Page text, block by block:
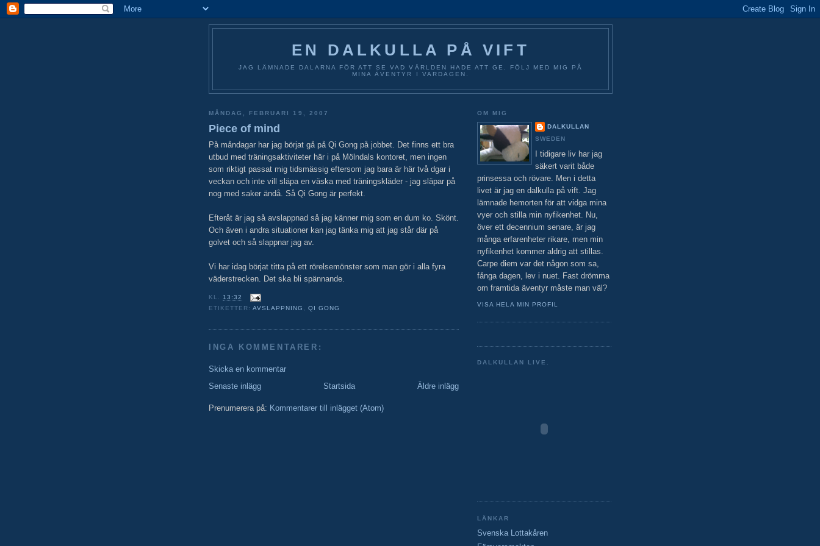
EN DALKULLA PÅ VIFT
JAG LÄMNADE DALARNA FÖR ATT SE VAD VÄRLDEN HADE ATT GE. FÖLJ MED MIG PÅ
MINA ÄVENTYR I VARDAGEN.
MÅNDAG, FEBRUARI 19, 2007
Piece of mind
På måndagar har jag börjat gå på Qi Gong på jobbet. Det finns ett bra
utbud med träningsaktiviteter här i på Mölndals kontoret, men ingen
som riktigt passat mig tidsmässig eftersom jag bara är här två dgar i
veckan och inte vill släpa en väska med träningskläder - jag släpar på
nog med saker ändå. Så Qi Gong är perfekt.
Efteråt är jag så avslappnad så jag känner mig som en dum ko. Skönt.
Och även i andra situationer kan jag tänka mig att jag står där på
golvet och så slappnar jag av.
Vi har idag börjat titta på ett rörelsemönster som man gör i alla fyra
väderstrecken. Det ska bli spännande.
KL. 13:32
ETIKETTER:AVSLAPPNING ,QI GONG
INGA KOMMENTARER:
Skicka en kommentar
Senaste inlägg
Äldre inlägg
Startsida
Prenumerera på: Kommentarer till inlägget (Atom)
OM MIG
DALKULLAN
SWEDEN
I tidigare liv har jag
säkert varit både
prinsessa och rövare. Men i detta
livet är jag en dalkulla på vift. Jag
lämnade hemorten för att vidga mina
vyer och stilla min nyfikenhet. Nu,
över ett decennium senare, är jag
många erfarenheter rikare, men min
nyfikenhet kommer aldrig att stillas.
Carpe diem var det någon som sa,
fånga dagen, lev i nuet. Fast drömma
om framtida äventyr måste man väl?
VISA HELA MIN PROFIL
DALKULLAN LIVE.
LÄNKAR
Svenska Lottakåren